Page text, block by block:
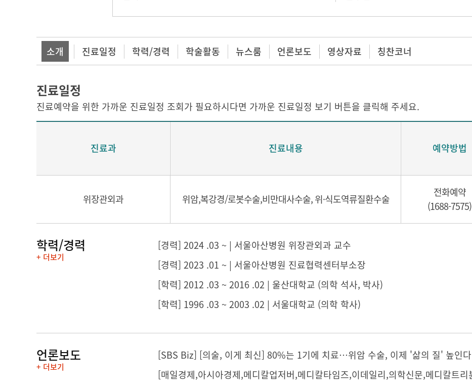
소개 진료일정 학력/경력 학술활동 뉴스룸 언론보도 영상자료 칭찬코너
진료일정
진료예약을 위한 가까운 진료일정 조회가 필요하시다면 가까운 진료일정 보기 버튼을 클릭해 주세요.
진료과 진료내용 예약방법
위장관외과 위암,복강경/로봇수술,비만대사수술, 위·식도역류질환수술
전화예약
(1688-7575)
학력/경력
+ 더보기
[경력] 2024 .03 ~ | 서울아산병원 위장관외과 교수
[경력] 2023 .01 ~ | 서울아산병원 진료협력센터부소장
[학력] 2012 .03 ~ 2016 .02 | 울산대학교 (의학 석사, 박사)
[학력] 1996 .03 ~ 2003 .02 | 서울대학교 (의학 학사)
언론보도
+ 더보기
[SBS Biz] [의술, 이게 최신] 80%는 1기에 치료…위암 수술, 이제 '삶의 질' 높인다